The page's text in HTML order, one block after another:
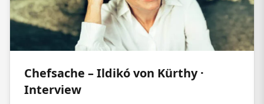
Chefsache – Ildikó von Kürthy ·
Interview